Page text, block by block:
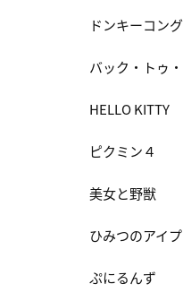
ドンキーコング
バック・トゥ
HELLO KITTY
ピクミン４
美女と野獣
ひみつのアイ
ぷにるんず